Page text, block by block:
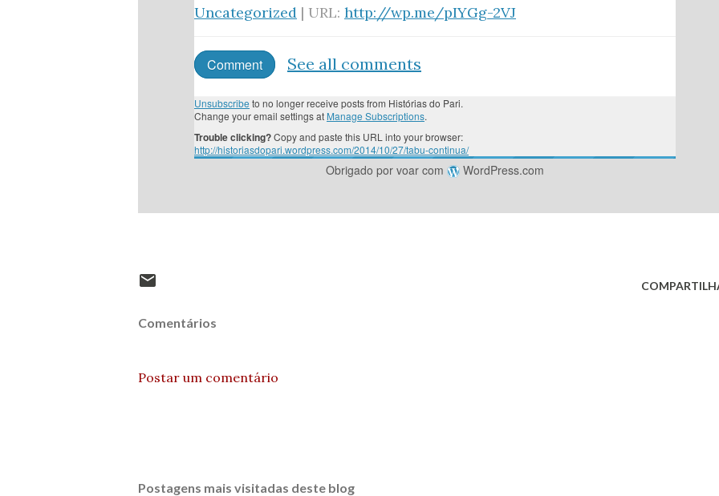
Uncategorized | URL: http://wp.me/pIYGg-2VJ
Comment See all comments
Unsubscribe to no longer receive posts from Histórias do Pari.
Change your email settings at Manage Subscriptions.
Trouble clicking?Copy and paste this URL into your browser:
http://historiasdopari.wordpress.com/2014/10/27/tabu-continua/
Obrigado por voar com WordPress.com
Comentários
Postar um comentário
Postagens mais visitadas deste blog